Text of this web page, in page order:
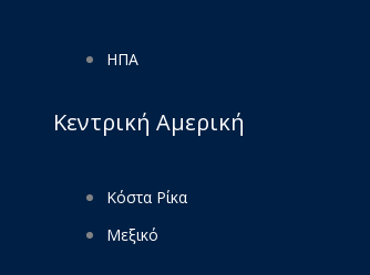
ΗΠΑ
Κεντρική Αμερική
Κόστα Ρίκα
Μεξικό